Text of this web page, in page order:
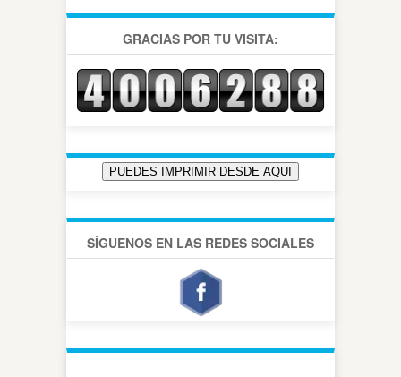
GRACIAS POR TU VISITA:
SÍGUENOS EN LAS REDES SOCIALES